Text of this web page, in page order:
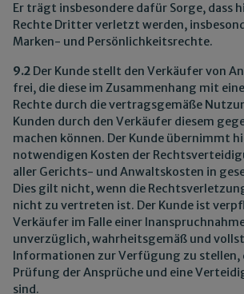
Er trägt insbesondere dafür Sorge, dass
Rechte Dritter verletzt werden,
Marken- und Persönlichkeitsrechte.
9.2 Der Kunde stellt den Verkäufer von
frei, die diese im Zusammenhang mit
Rechte durch die vertragsgemäße
Kunden durch den Verkäufer diesem
machen können. Der Kunde übernimmt
notwendigen Kosten der
aller Gerichts- und Anwaltskosten in
Dies gilt nicht, wenn die
nicht zu vertreten ist. Der Kunde ist
Verkäufer im Falle einer
unverzüglich, wahrheitsgemäß und
Informationen zur Verfügung zu stellen,
Prüfung der Ansprüche und eine
sind.